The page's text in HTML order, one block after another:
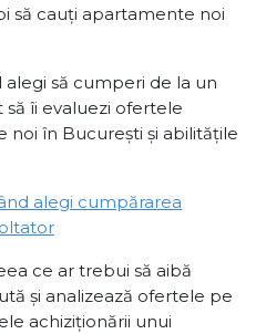
să cauți apartamente noi
să cumperi de la un
îi evaluezi ofertele
în București și abilitățile
alegi cumpărarea
ce ar trebui să aibă
și analizează ofertele pe
achiziționării unui